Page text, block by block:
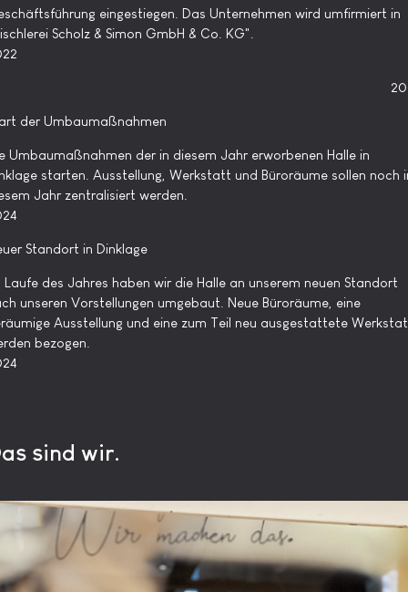
eingestiegen. Das Unternehmen wird umfirmiert in
Scholz & Simon GmbH & Co. KG".
der Umbaumaßnahmen
Umbaumaßnahmen der in diesem Jahr erworbenen Halle in
starten. Ausstellung, Werkstatt und Büroräume sollen noch
Jahr zentralisiert werden.
Standort in Dinklage
Laufe des Jahres haben wir die Halle an unserem neuen Standort
unseren Vorstellungen umgebaut. Neue Büroräume, eine
Ausstellung und eine zum Teil neu ausgestattete
bezogen.
sind wir.